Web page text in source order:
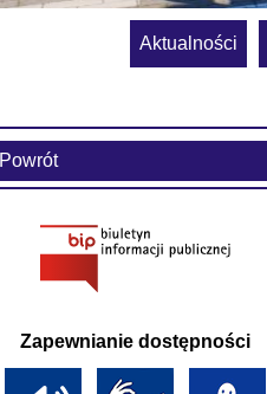
Aktualności
Powrót
Zapewnianie dostępności